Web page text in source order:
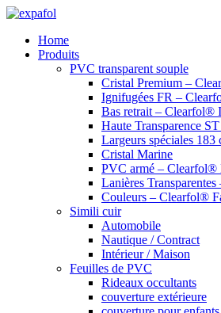
Aller
contenuHome
Produits
PVC transparent souple
Cristal Premium –
Ignifugées FR –
Bas retrait – Clearfol®
Haute Transparence
Largeurs spéciales 183
Cristal Marine
PVC armé – Clearfol®
Lanières
Couleurs – Clearfol®
Simili cuir
Automobile
Nautique / Contract
Intérieur / Maison
Feuilles de PVC
Rideaux occultants
couverture extérieure